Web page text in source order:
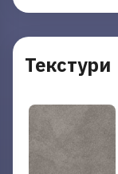
Текстури